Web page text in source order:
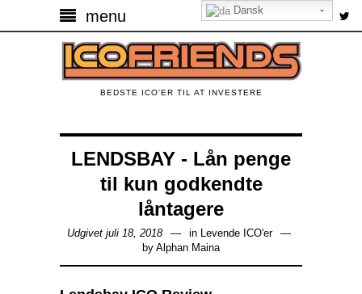
menu
BEDSTE ICO'ER TIL AT INVESTERE
LENDSBAY - Lån penge
til kun godkendte
låntagere
Udgivet juli 18, 2018 in Levende ICO'er
by Alphan Maina
Dansk